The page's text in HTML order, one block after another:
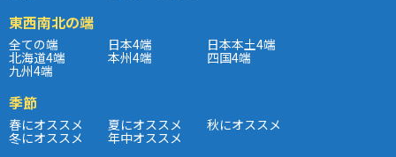
東西南北の端
全ての端 日本4端 日本本土4端
北海道4端 本州4端 四国4端
九州4端
季節
春にオススメ 夏にオススメ 秋にオススメ
冬にオススメ 年中オススメ